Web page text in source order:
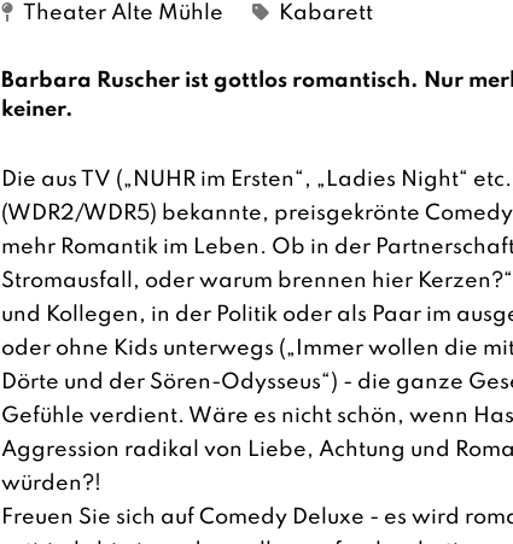
Theater Alte Mühle Kabarett
Barbara Ruscher ist gottlos romantisch. Nur
keiner.
Die aus TV („NUHR im Ersten“, „Ladies Night“
(WDR2/WDR5) bekannte, preisgekrönte
mehr Romantik im Leben. Ob in der
Stromausfall, oder warum brennen hier
und Kollegen, in der Politik oder als Paar im
oder ohne Kids unterwegs („Immer wollen die
Dörte und der Sören-Odysseus“) - die ganze
Gefühle verdient. Wäre es nicht schön, wenn
Aggression radikal von Liebe, Achtung und
würden?!
Freuen Sie sich auf Comedy Deluxe - es wird